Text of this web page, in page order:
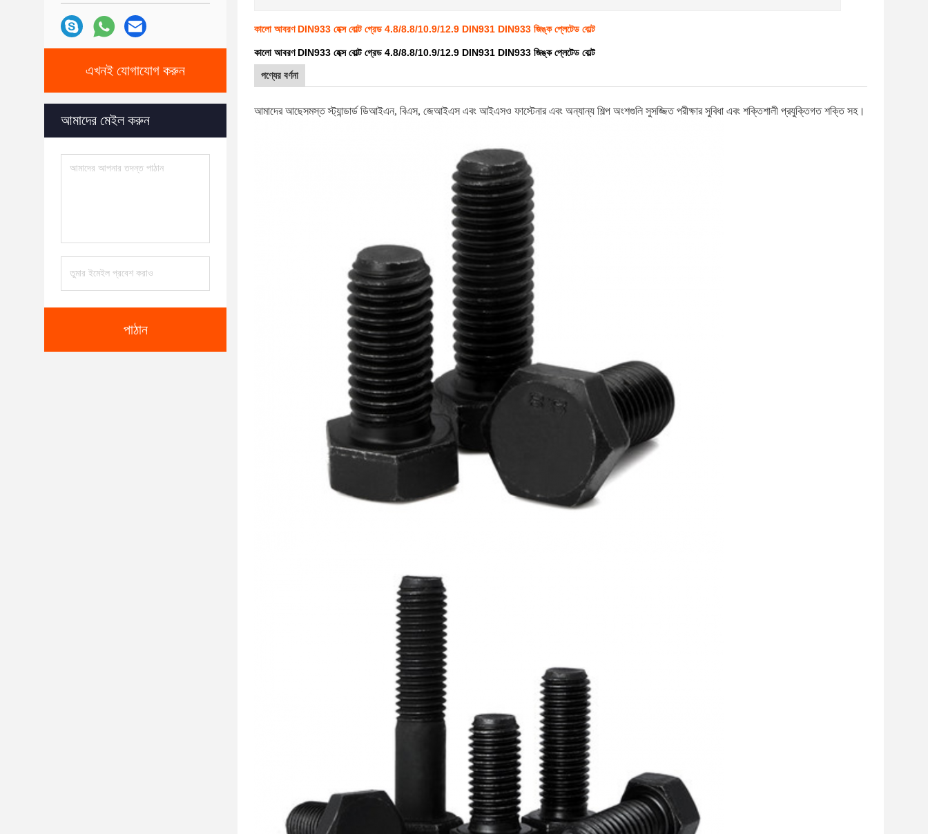
এখনই যোগাযোগ করুন
আমাদের মেইল ​​করুন
পাঠান
কালো আবরণ DIN933 হেক্স বোল্ট গ্রেড 4.8/8.8/10.9/12.9 DIN931 DIN933 জিঙ্ক প্লেটেড বোল্ট
কালো আবরণ DIN933 হেক্স বোল্ট গ্রেড 4.8/8.8/10.9/12.9 DIN931 DIN933 জিঙ্ক প্লেটেড বোল্ট
পণ্যের বর্ণনা
আমাদের আছেসমস্ত স্ট্যান্ডার্ড ডিআইএন, বিএস, জেআইএস এবং আইএসও ফাস্টেনার এবং অন্যান্য শিল্প অংশগুলি সুসজ্জিত পরীক্ষার সুবিধা এবং শক্তিশালী প্রযুক্তিগত শক্তি সহ।